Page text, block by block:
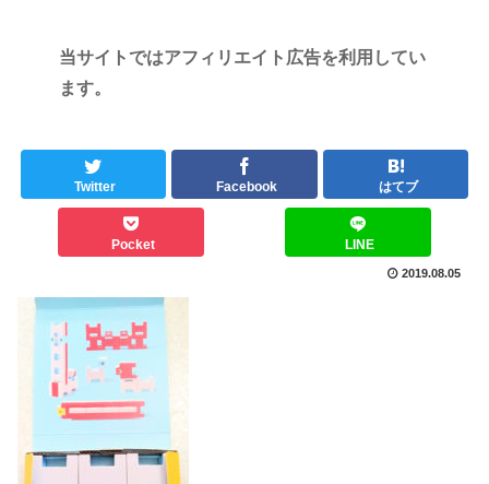
当サイトではアフィリエイト広告を利用してい
ます。
Twitter Facebook はてブ
Pocket LINE
2019.08.05